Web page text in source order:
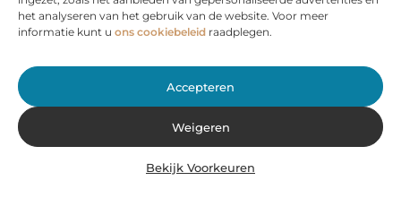
het analyseren van het gebruik van de website. Voor meer
informatie kunt u ons cookiebeleid raadplegen.
Accepteren
Weigeren
Bekijk Voorkeuren
Bij JobCar in Etten-Leur bent u aan het juiste adres voor
het huren van aanhangers en autoambulances. Of u nu